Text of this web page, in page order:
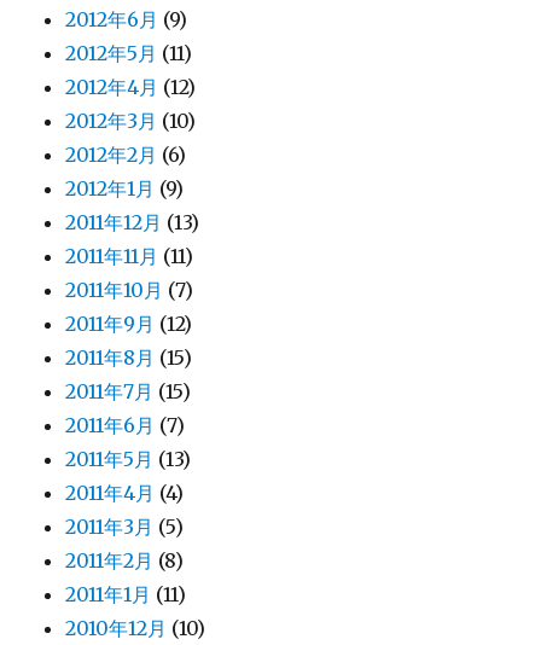
2012年6月 (9)
2012年5月 (11)
2012年4月 (12)
2012年3月 (10)
2012年2月 (6)
2012年1月 (9)
2011年12月 (13)
2011年11月 (11)
2011年10月 (7)
2011年9月 (12)
2011年8月 (15)
2011年7月 (15)
2011年6月 (7)
2011年5月 (13)
2011年4月 (4)
2011年3月 (5)
2011年2月 (8)
2011年1月 (11)
2010年12月 (10)